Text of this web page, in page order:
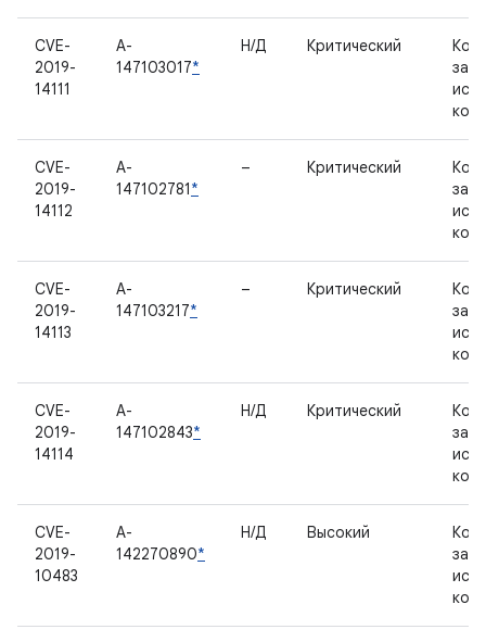
CVE-
2019-
14111
A-
147103017*
Н/Д Критический
CVE-
2019-
14112
A-
147102781*
– Критический
CVE-
2019-
14113
A-
147103217*
– Критический
CVE-
2019-
14114
A-
147102843*
Н/Д Критический
CVE-
2019-
10483
A-
142270890*
Н/Д Высокий